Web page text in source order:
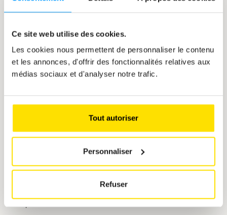
Ce site web utilise des cookies.
Les cookies nous permettent de personnaliser le contenu
et les annonces, d'offrir des fonctionnalités relatives aux
médias sociaux et d'analyser notre trafic.
Tout autoriser
Personnaliser
Refuser
8 KB
Roadbook Alsace
Comment télécharger votre itinéraire (fichier
https://www.garmin.com/en-US/shop/downloads/basecamp
et à télécharger gratuitement Basecamp (pour windows ou